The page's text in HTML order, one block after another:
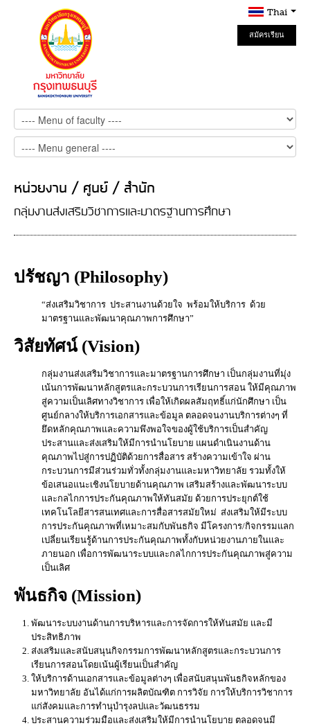
Thai
สมัครเรียน
Online
หน่วยงาน / ศูนย์ / สำนัก
กลุ่มงานส่งเสริมวิชาการและมาตรฐานการศึกษา
ปรัชญา (Philosophy)
“ส่งเสริมวิชาการ ประสานงานด้วยใจ พร้อมให้บริการ ด้วย
มาตรฐานและพัฒนาคุณภาพการศึกษา”
วิสัยทัศน์ (Vision)
กลุ่มงานส่งเสริมวิชาการและมาตรฐานการศึกษา เป็นกลุ่มงานที่มุ่ง
เน้นการพัฒนาหลักสูตรและกระบวนการเรียนการสอน ให้มีคุณภาพ
สู่ความเป็นเลิศทางวิชาการ เพื่อให้เกิดผลสัมฤทธิ์แก่นักศึกษา เป็น
ศูนย์กลางให้บริการเอกสารและข้อมูล ตลอดจนงานบริการต่างๆ ที่
ยึดหลักคุณภาพและความพึงพอใจของผู้ใช้บริการเป็นสำคัญ
ประสานและส่งเสริมให้มีการนำนโยบาย แผนดำเนินงานด้าน
คุณภาพไปสู่การปฏิบัติด้วยการสื่อสาร สร้างความเข้าใจ ผ่าน
กระบวนการมีส่วนร่วมทั่วทั้งกลุ่มงานและมหาวิทยาลัย รวมทั้งให้
ข้อเสนอแนะเชิงนโยบายด้านคุณภาพ เสริมสร้างและพัฒนาระบบ
และกลไกการประกันคุณภาพให้ทันสมัย ด้วยการประยุกต์ใช้
เทคโนโลยีสารสนเทศและการสื่อสารสมัยใหม่ ส่งเสริมให้มีระบบ
การประกันคุณภาพที่เหมาะสมกับพันธกิจ มีโครงการ/กิจกรรมแลก
เปลี่ยนเรียนรู้ด้านการประกันคุณภาพทั้งกับหน่วยงานภายในและ
ภายนอก เพื่อการพัฒนาระบบและกลไกการประกันคุณภาพสู่ความ
เป็นเลิศ
พันธกิจ (Mission)
พัฒนาระบบงานด้านการบริหารและการจัดการให้ทันสมัย และมี
ประสิทธิภาพ
ส่งเสริมและสนับสนุนกิจกรรมการพัฒนาหลักสูตรและกระบวนการ
เรียนการสอนโดยเน้นผู้เรียนเป็นสำคัญ
ให้บริการด้านเอกสารและข้อมูลต่างๆ เพื่อสนับสนุนพันธกิจหลักของ
มหาวิทยาลัย อันได้แก่การผลิตบัณฑิต การวิจัย การให้บริการวิชาการ
แก่สังคมและการทำนุบำรุงลปและวัฒนธรรม
ประสานความร่วมมือและส่งเสริมให้มีการนำนโยบาย ตลอดจนมี